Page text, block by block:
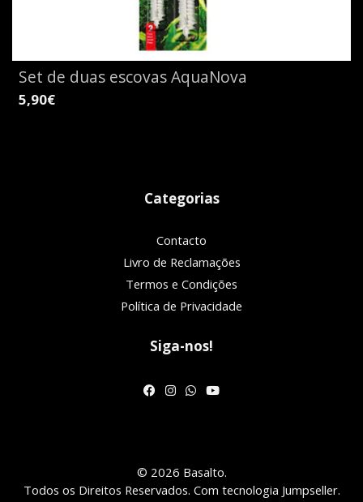
Set de duas escovas AquaNova
5,90€
Categorias
Contacto
Livro de Reclamações
Termos e Condições
Política de Privacidade
Siga-nos!
© 2026 Basalto.
Todos os Direitos Reservados. Com tecnologia Jumpseller.